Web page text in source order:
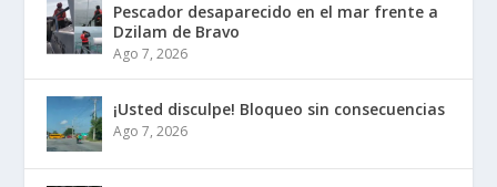
Pescador desaparecido en el mar frente a
Dzilam de Bravo
Ago 7, 2026
¡Usted disculpe! Bloqueo sin consecuencias
Ago 7, 2026